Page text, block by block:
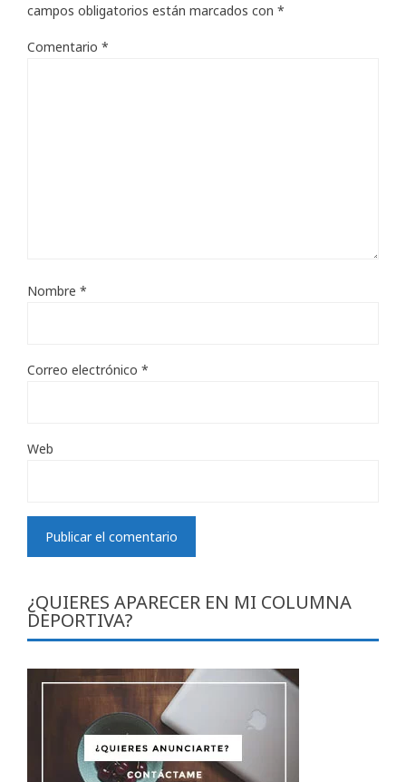
campos obligatorios están marcados con *
Comentario *
Nombre *
Correo electrónico *
Web
¿QUIERES APARECER EN MI COLUMNA
DEPORTIVA?